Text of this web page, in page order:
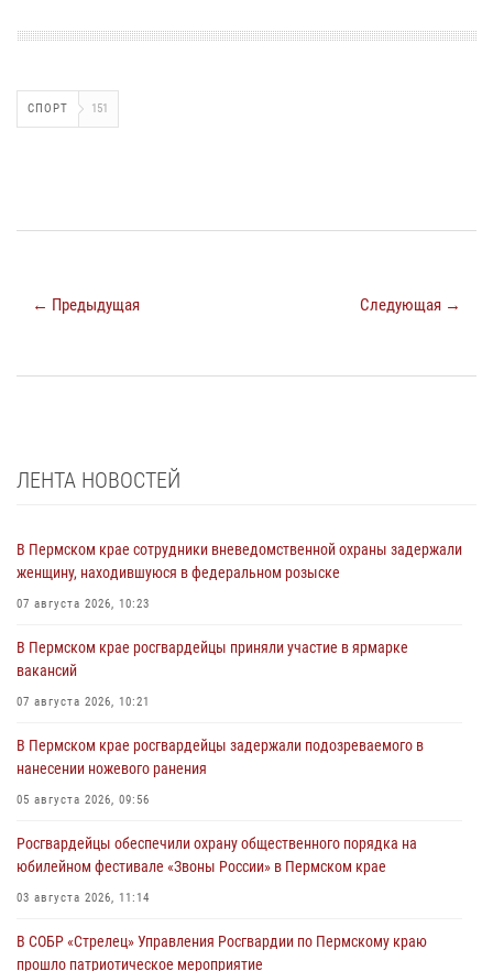
СПОРТ 151
← Предыдущая Следующая →
ЛЕНТА НОВОСТЕЙ
В Пермском крае сотрудники вневедомственной охраны задержали
женщину, находившуюся в федеральном розыске
07 августа 2026, 10:23
В Пермском крае росгвардейцы приняли участие в ярмарке
вакансий
07 августа 2026, 10:21
В Пермском крае росгвардейцы задержали подозреваемого в
нанесении ножевого ранения
05 августа 2026, 09:56
Росгвардейцы обеспечили охрану общественного порядка на
юбилейном фестивале «Звоны России» в Пермском крае
03 августа 2026, 11:14
В СОБР «Стрелец» Управления Росгвардии по Пермскому краю
прошло патриотическое мероприятие